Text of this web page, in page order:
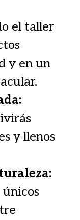
el taller
y en un
y llenos